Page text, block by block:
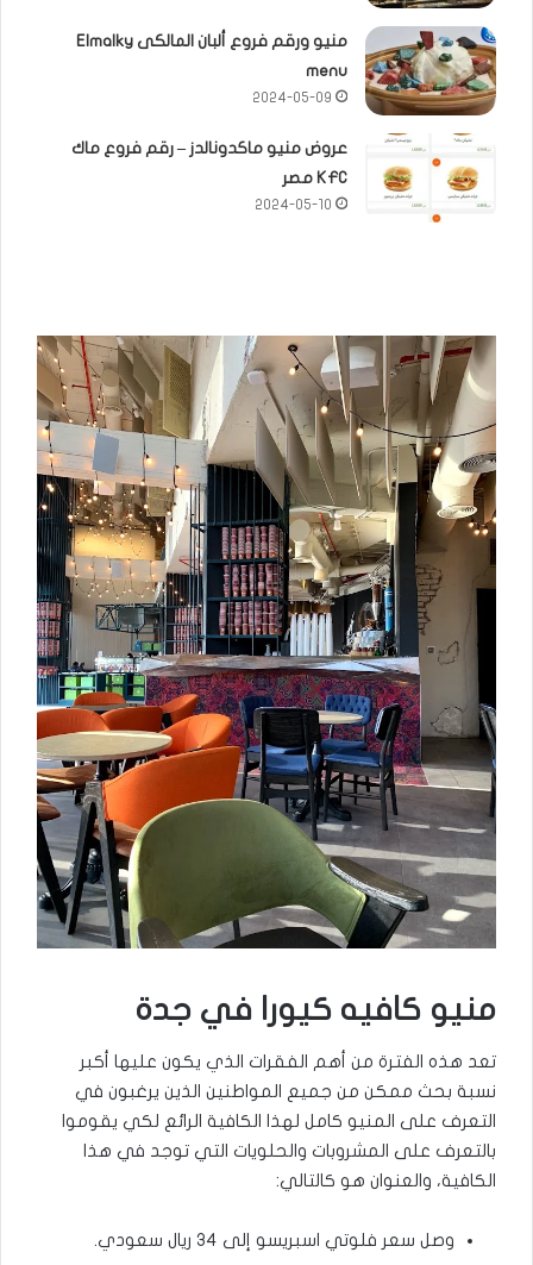
منيو ورقم فروع ألبان المالكى Elmalky
menu
2024-05-09
عروض منيو ماكدونالدز – رقم فروع ماك
KFC مصر
2024-05-10
منيو كافيه كيورا في جدة
تعد هذه الفترة من أهم الفقرات الذي يكون عليها أكبر
نسبة بحث ممكن من جميع المواطنين الذين يرغبون في
التعرف على المنيو كامل لهذا الكافية الرائع لكي يقوموا
بالتعرف على المشروبات والحلويات التي توجد في هذا
الكافية، والعنوان هو كالتالي:
وصل سعر فلوتي اسبريسو إلى ٣٤ ريال سعودي.